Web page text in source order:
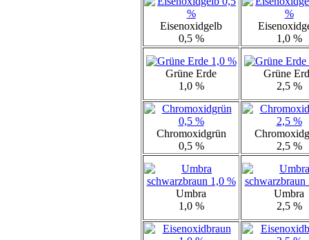
Eisenoxidgelb
0,5 %
1,0 %
Grüne Erde
1,0 %
Grüne
2,5 %
Chromoxidgrün
0,5 %
2,5 %
Umbra
1,0 %
Umbra
2,5 %